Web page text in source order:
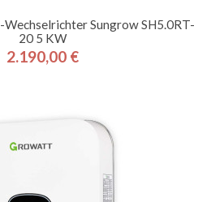
Sungrow SH5.0RT-
20 5 KW
Preis
2.190,00 €